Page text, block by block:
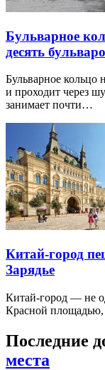
Бульварное
десять
Бульварное кольцо
и проходит через
занимает почти…
Китай-город
Зарядье
Китай-город — не
Красной
Последние
места